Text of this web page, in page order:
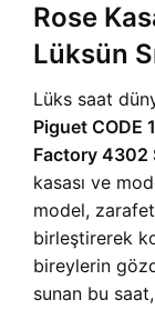
Rose
Lüksün
Lüks saat
Piguet CODE
Factory 4302
kasası ve
model,
birleştirerek
bireylerin
sunan bu